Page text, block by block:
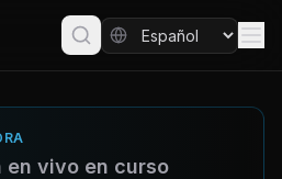
en vivo en curso